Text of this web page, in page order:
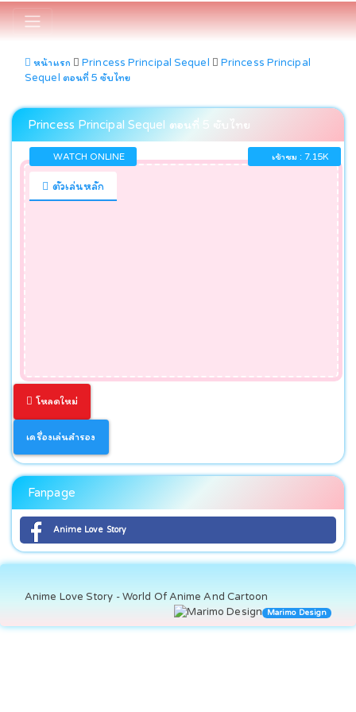
หน้าแรก Princess Principal Sequel
Princess Principal
Sequel ตอนที่ 5 ซับไทย
Princess Principal Sequel ตอนที่ 5 ซับไทย
WATCH ONLINE เข้าชม : 7.15K
ตัวเล่นหลัก
โหลดใหม่
เครื่องเล่นสำรอง
Fanpage
Anime Love Story
Anime Love Story - World Of Anime And Cartoon
Marimo Design